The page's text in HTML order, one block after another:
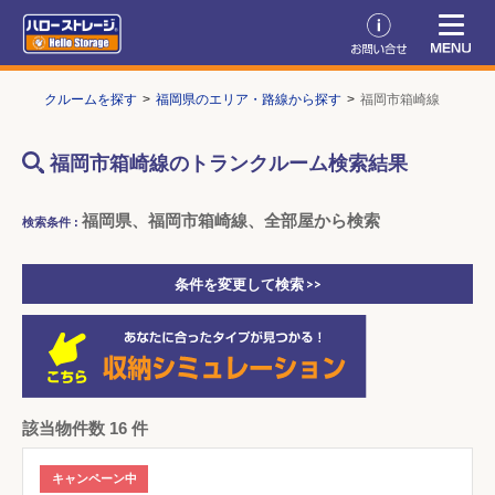
トランクルームを探す 福岡県のエリア・路線から探す 福岡市箱崎線
福岡市箱崎線のトランクルーム検索結果
検索条件 : 福岡県、福岡市箱崎線、全部屋から検索
条件を変更して検索 >>
該当物件数 16 件
キャンペーン中